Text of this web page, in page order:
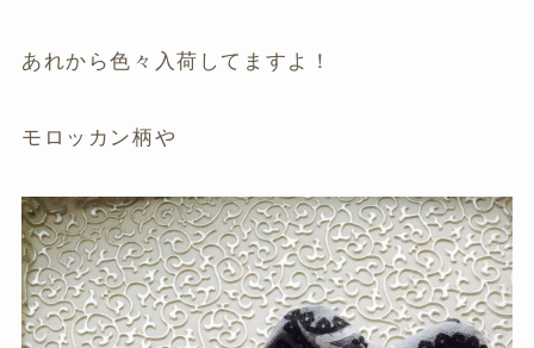
あれから色々入荷してますよ！
モロッカン柄や